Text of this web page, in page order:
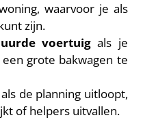
waarvoor je als
zijn.
voertuig als je
grote bakwagen te
als de planning uitloopt,
of helpers uitvallen.